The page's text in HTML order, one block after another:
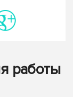
работы